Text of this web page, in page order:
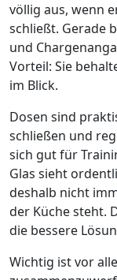
völlig aus, wenn
schließt. Gerade
und
Vorteil: Sie
im Blick.
Dosen sind
schließen und
sich gut für
Glas sieht
deshalb nicht
der Küche steht.
die bessere
Wichtig ist vor